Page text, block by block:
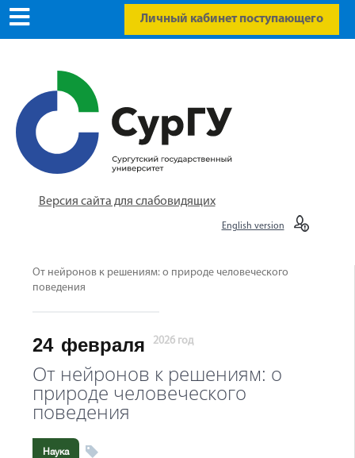
Личный кабинет поступающего
Версия сайта для слабовидящих
English version
От нейронов к решениям: о природе человеческого
поведения
24 февраля 2026 год
От нейронов к решениям: о
природе человеческого
поведения
Наука